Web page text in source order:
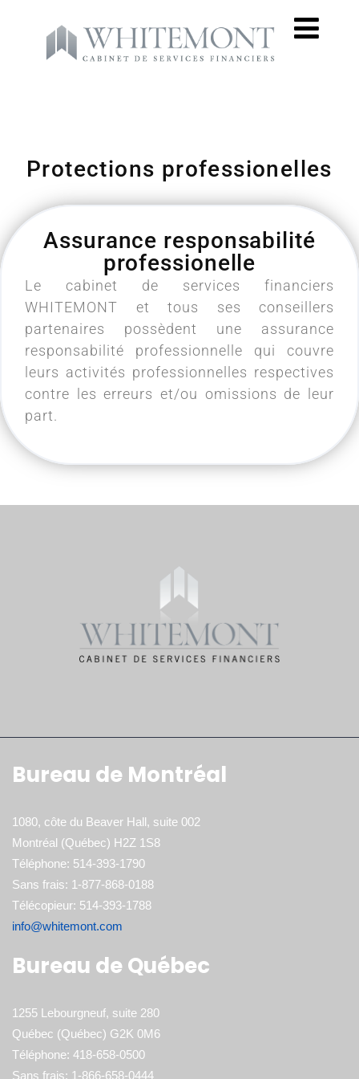
Protections professionelles
Assurance responsabilité
professionelle
Le cabinet de services financiers
WHITEMONT et tous ses conseillers
partenaires possèdent une assurance
responsabilité professionnelle qui couvre
leurs activités professionnelles respectives
contre les erreurs et/ou omissions de leur
part.
Bureau de Montréal
1080, côte du Beaver Hall, suite 002
Montréal (Québec) H2Z 1S8
Téléphone: 514-393-1790
Sans frais: 1-877-868-0188
Télécopieur: 514-393-1788
info@whitemont.com
Bureau de Québec
1255 Lebourgneuf, suite 280
Québec (Québec) G2K 0M6
Téléphone: 418-658-0500
Sans frais: 1-866-658-0444